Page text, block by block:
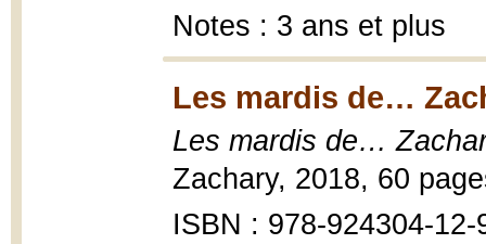
Notes : 3 ans et plus
Les mardis de…
Les mardis de…
Zachary, 2018, 60
ISBN : 978-924304-12-